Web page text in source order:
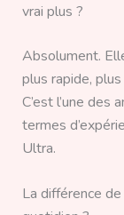
vrai plus ?
Absolument.
plus rapide,
C’est l’une des
termes
Ultra.
La différence